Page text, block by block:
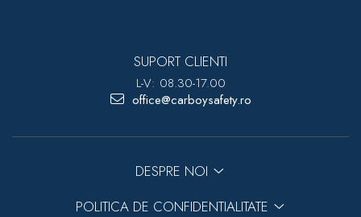
SUPORT CLIENTI
L-V: 08.30-17.00
office@carboysafety.ro
DESPRE NOI
POLITICA DE CONFIDENTIALITATE